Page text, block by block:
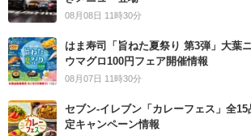
08月08日 11時30分
はま寿司「旨ねた夏祭り 第3弾」大葉
ウマグロ100円フェア開催情報
08月07日 11時30分
セブン‐イレブン「カレーフェス」全
定キャンペーン情報